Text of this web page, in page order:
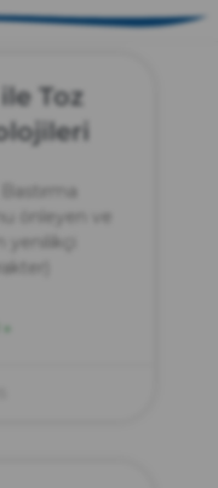
Toz
önleyen ve
yenilikçi